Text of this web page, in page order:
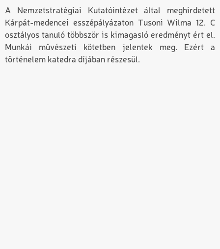
A Nemzetstratégiai Kutatóintézet által meghirdetett
Kárpát-medencei esszépályázaton Tusoni Wilma 12. C
osztályos tanuló többször is kimagasló eredményt ért el.
Munkái művészeti kötetben jelentek meg. Ezért a
történelem katedra díjában részesül.